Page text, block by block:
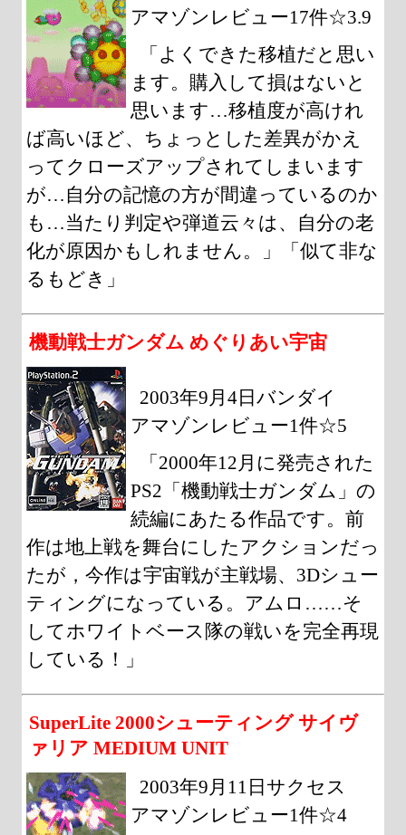
アマゾンレビュー17件☆3.9
「よくできた移植だと思い
ます。購入して損はないと
思います…移植度が高けれ
ば高いほど、ちょっとした差異がかえ
ってクローズアップされてしまいます
が…自分の記憶の方が間違っているのか
も…当たり判定や弾道云々は、自分の老
化が原因かもしれません。」「似て非な
るもどき」
機動戦士ガンダム めぐりあい宇宙
2003年9月4日バンダイ
アマゾンレビュー1件☆5
「2000年12月に発売された
PS2「機動戦士ガンダム」の
続編にあたる作品です。前
作は地上戦を舞台にしたアクションだっ
たが，今作は宇宙戦が主戦場、3Dシュー
ティングになっている。アムロ……そ
してホワイトベース隊の戦いを完全再現
している！」
SuperLite 2000シューティング サイヴ
ァリア MEDIUM UNIT
2003年9月11日サクセス
アマゾンレビュー1件☆4